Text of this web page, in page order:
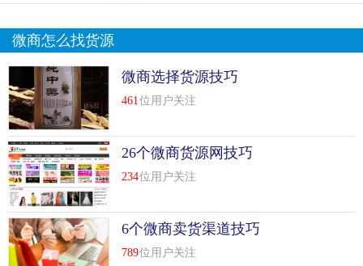
微商怎么找货源
微商选择货源技巧
461 位用户关注
26个微商货源网技巧
234位用户关注
6个微商卖货渠道技巧
789位用户关注